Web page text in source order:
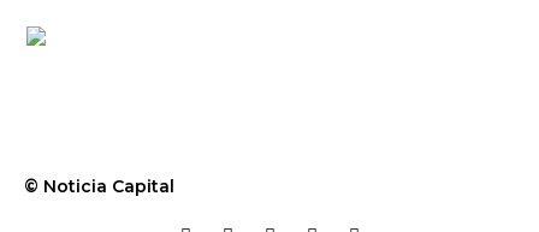
© Noticia Capital